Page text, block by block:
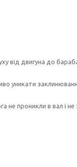
від двигуна до
уникати
проникли в вал і не